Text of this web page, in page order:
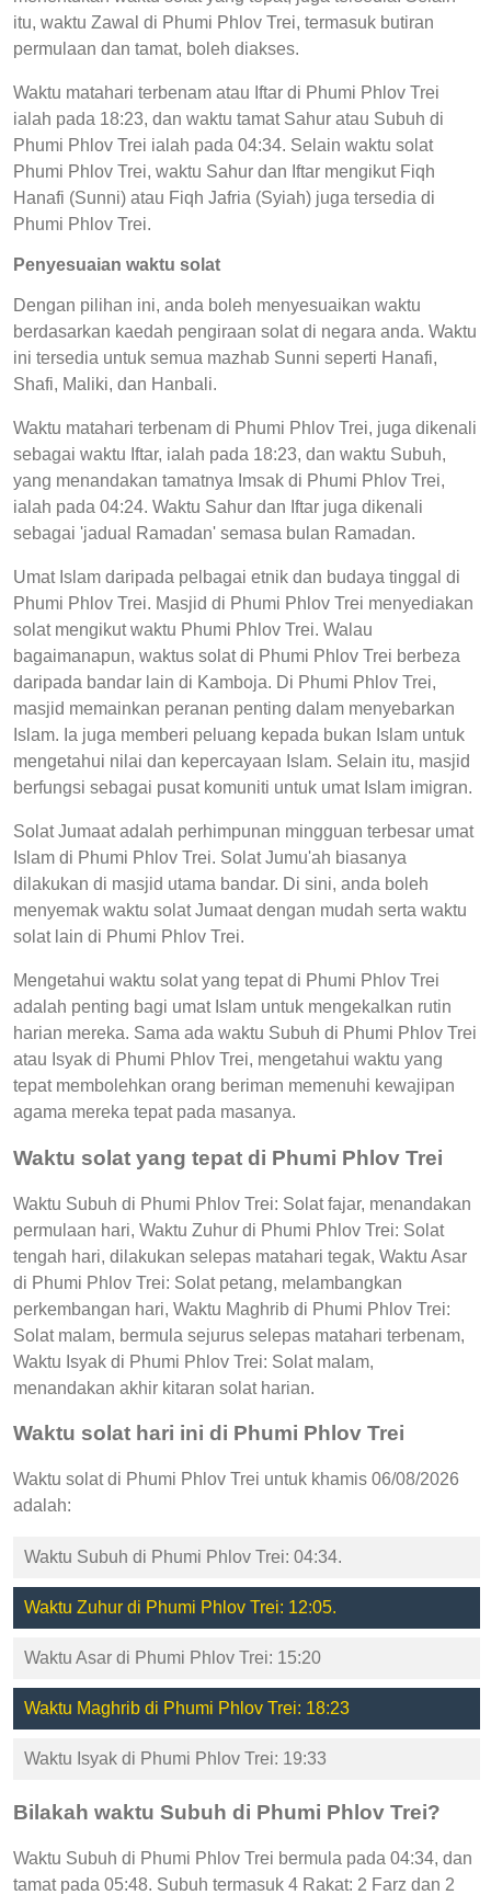
itu, waktu Zawal di Phumi Phlov Trei, termasuk butiran
permulaan dan tamat, boleh diakses.
Waktu matahari terbenam atau Iftar di Phumi Phlov Trei
ialah pada 18:23, dan waktu tamat Sahur atau Subuh di
Phumi Phlov Trei ialah pada 04:34. Selain waktu solat
Phumi Phlov Trei, waktu Sahur dan Iftar mengikut Fiqh
Hanafi (Sunni) atau Fiqh Jafria (Syiah) juga tersedia di
Phumi Phlov Trei.
Penyesuaian waktu solat
Dengan pilihan ini, anda boleh menyesuaikan waktu
berdasarkan kaedah pengiraan solat di negara anda. Waktu
ini tersedia untuk semua mazhab Sunni seperti Hanafi,
Shafi, Maliki, dan Hanbali.
Waktu matahari terbenam di Phumi Phlov Trei, juga dikenali
sebagai waktu Iftar, ialah pada 18:23, dan waktu Subuh,
yang menandakan tamatnya Imsak di Phumi Phlov Trei,
ialah pada 04:24. Waktu Sahur dan Iftar juga dikenali
sebagai 'jadual Ramadan' semasa bulan Ramadan.
Umat Islam daripada pelbagai etnik dan budaya tinggal di
Phumi Phlov Trei. Masjid di Phumi Phlov Trei menyediakan
solat mengikut waktu Phumi Phlov Trei. Walau
bagaimanapun, waktus solat di Phumi Phlov Trei berbeza
daripada bandar lain di Kamboja. Di Phumi Phlov Trei,
masjid memainkan peranan penting dalam menyebarkan
Islam. Ia juga memberi peluang kepada bukan Islam untuk
mengetahui nilai dan kepercayaan Islam. Selain itu, masjid
berfungsi sebagai pusat komuniti untuk umat Islam imigran.
Solat Jumaat adalah perhimpunan mingguan terbesar umat
Islam di Phumi Phlov Trei. Solat Jumu'ah biasanya
dilakukan di masjid utama bandar. Di sini, anda boleh
menyemak waktu solat Jumaat dengan mudah serta waktu
solat lain di Phumi Phlov Trei.
Mengetahui waktu solat yang tepat di Phumi Phlov Trei
adalah penting bagi umat Islam untuk mengekalkan rutin
harian mereka. Sama ada waktu Subuh di Phumi Phlov Trei
atau Isyak di Phumi Phlov Trei, mengetahui waktu yang
tepat membolehkan orang beriman memenuhi kewajipan
agama mereka tepat pada masanya.
Waktu solat yang tepat di Phumi Phlov Trei
Waktu Subuh di Phumi Phlov Trei: Solat fajar, menandakan
permulaan hari, Waktu Zuhur di Phumi Phlov Trei: Solat
tengah hari, dilakukan selepas matahari tegak, Waktu Asar
di Phumi Phlov Trei: Solat petang, melambangkan
perkembangan hari, Waktu Maghrib di Phumi Phlov Trei:
Solat malam, bermula sejurus selepas matahari terbenam,
Waktu Isyak di Phumi Phlov Trei: Solat malam,
menandakan akhir kitaran solat harian.
Waktu solat hari ini di Phumi Phlov Trei
Waktu solat di Phumi Phlov Trei untuk khamis 06/08/2026
adalah:
Waktu Subuh di Phumi Phlov Trei: 04:34.
Waktu Zuhur di Phumi Phlov Trei: 12:05.
Waktu Asar di Phumi Phlov Trei: 15:20
Waktu Maghrib di Phumi Phlov Trei: 18:23
Waktu Isyak di Phumi Phlov Trei: 19:33
Bilakah waktu Subuh di Phumi Phlov Trei?
Waktu Subuh di Phumi Phlov Trei bermula pada 04:34, dan
tamat pada 05:48. Subuh termasuk 4 Rakat: 2 Farz dan 2